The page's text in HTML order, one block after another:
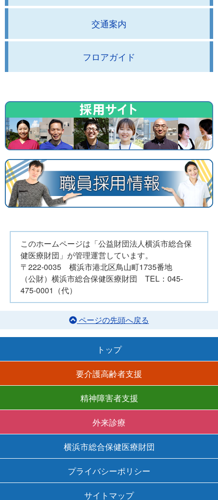
交通案内
フロアガイド
このホームページは「公益財団法人横浜市総合保
健医療財団」が管理運営しています。
〒222-0035 横浜市港北区鳥山町1735番地
（公財）横浜市総合保健医療財団 TEL：045-
475-0001（代）
ページの先頭へ戻る
トップ
要介護高齢者支援
精神障害者支援
外来診療
横浜市総合保健医療財団
プライバシーポリシー
サイトマップ